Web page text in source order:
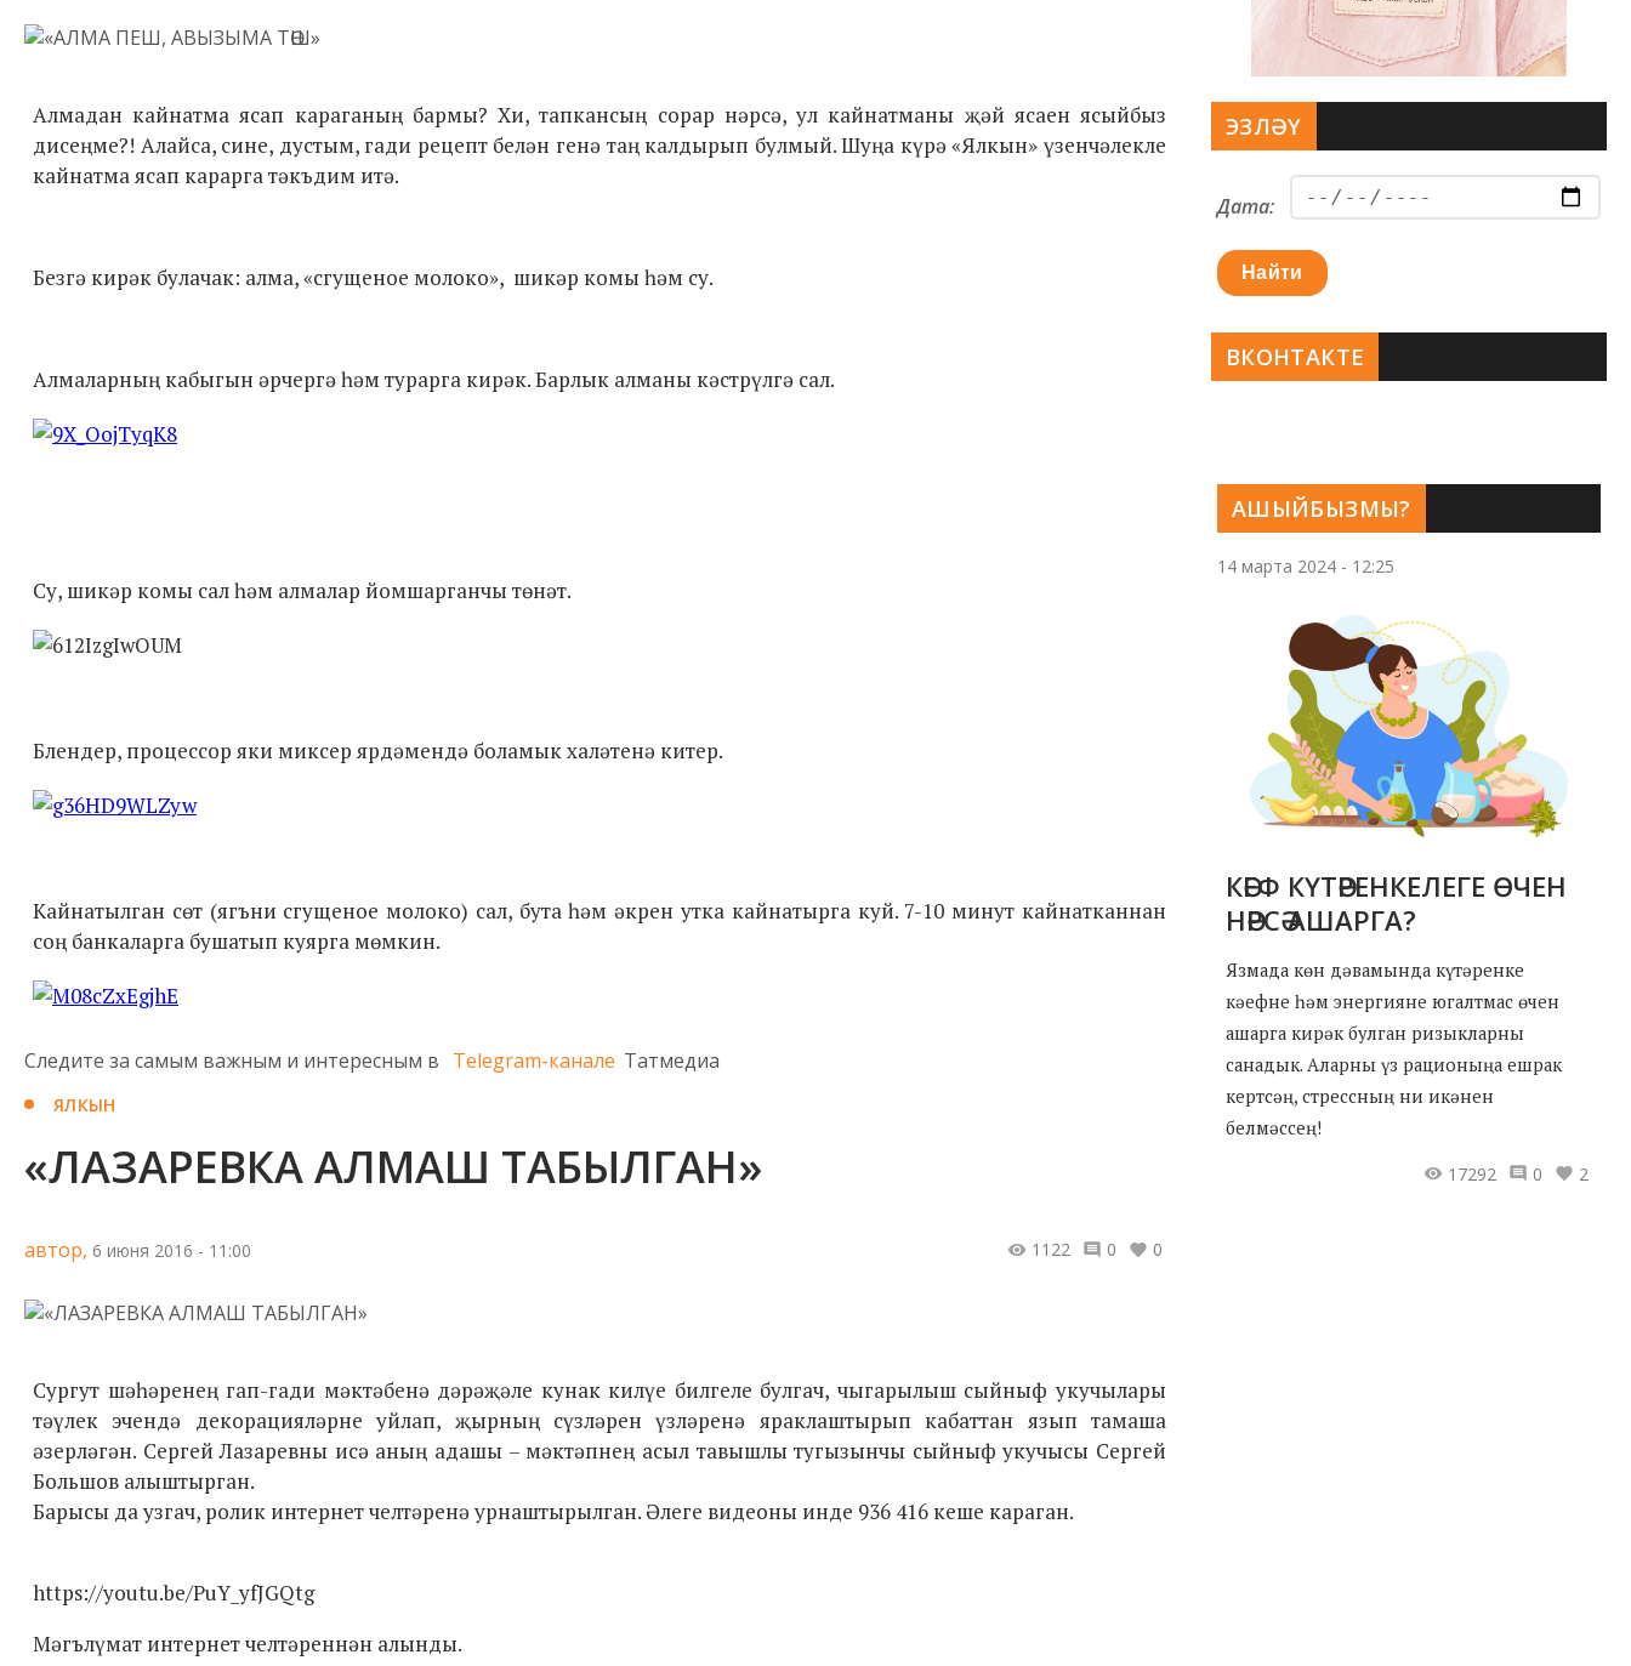
Алмадан кайнатма ясап караганың бармы? Хи, тапкансың сорар нәрсә, ул кайнатманы җәй ясаен ясыйбыз
дисеңме?! Алайса, сине, дустым, гади рецепт белән генә таң калдырып булмый. Шуңа күрә «Ялкын» үзенчәлекле
кайнатма ясап карарга тәкъдим итә.
Безгә кирәк булачак: алма, «сгущеное молоко», шикәр комы һәм су.
Алмаларның кабыгын әрчергә һәм турарга кирәк. Барлык алманы кәстрүлгә сал.
Су, шикәр комы сал һәм алмалар йомшарганчы төнәт.
Блендер, процессор яки миксер ярдәмендә боламык халәтенә китер.
Кайнатылган сөт (ягъни сгущеное молоко) сал, бута һәм әкрен утка кайнатырга куй. 7-10 минут кайнатканнан
соң банкаларга бушатып куярга мөмкин.
Следите за самым важным и интересным в Telegram-канале Татмедиа
ЯЛКЫН
«ЛАЗАРЕВКА АЛМАШ ТАБЫЛГАН»
автор, 6 июня 2016 - 11:00 1122 0 0
Сургут шәһәренең гап-гади мәктәбенә дәрәҗәле кунак килүе билгеле булгач, чыгарылыш сыйныф укучылары
тәүлек эчендә декорацияләрне уйлап, җырның сүзләрен үзләренә яраклаштырып кабаттан язып тамаша
әзерләгән. Сергей Лазаревны исә аның адашы – мәктәпнең асыл тавышлы тугызынчы сыйныф укучысы Сергей
Большов алыштырган.
Барысы да узгач, ролик интернет челтәренә урнаштырылган. Әлеге видеоны инде 936 416 кеше караган.
https://youtu.be/PuY_yfJGQtg
Мәгълүмат интернет челтәреннән алынды.
АШЫЙБЫЗМЫ?
14 марта 2024 - 12:25
КӘЕФ КҮТӘРЕНКЕЛЕГЕ ӨЧЕН
НӘРСӘ АШАРГА?
Язмада көн дәвамында күтәренке
кәефне һәм энергияне югалтмас өчен
ашарга кирәк булган ризыкларны
санадык. Аларны үз рационыңа ешрак
кертсәң, стрессның ни икәнен
белмәссең!
17292
0 2
ЭЗЛӘҮ
Дата:
Найти
ВКОНТАКТЕ